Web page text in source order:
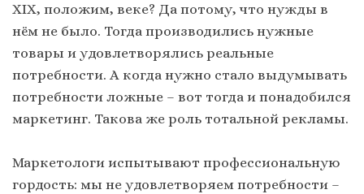
ХIХ, положим, веке? Да потому, что нужды в
нём не было. Тогда производились нужные
товары и удовлетворялись реальные
потребности. А когда нужно стало выдумывать
потребности ложные – вот тогда и понадобился
маркетинг. Такова же роль тотальной рекламы.
Маркетологи испытывают профессиональную
гордость: мы не удовлетворяем потребности –